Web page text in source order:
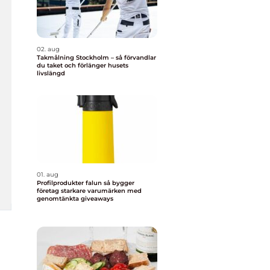
02. aug
Takmålning Stockholm – så förvandlar
du taket och förlänger husets
livslängd
01. aug
Profilprodukter falun så bygger
företag starkare varumärken med
genomtänkta giveaways